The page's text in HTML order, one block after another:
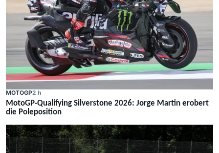
MOTOGP2 h
MotoGP-Qualifying Silverstone 2026: Jorge Martin erobert
die Poleposition